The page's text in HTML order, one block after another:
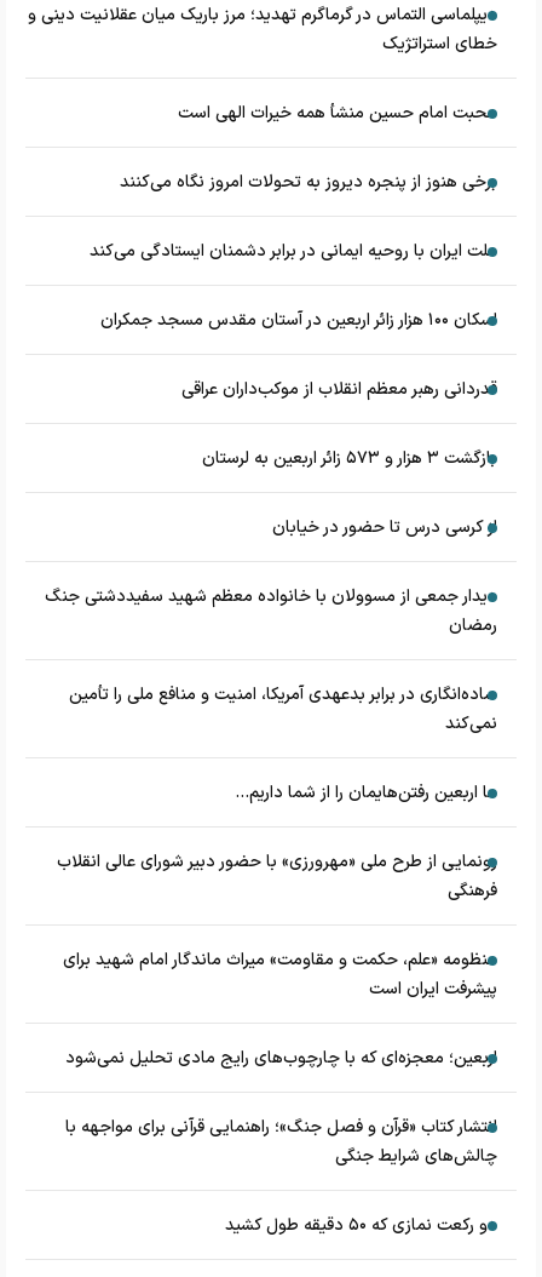
دیپلماسی التماس در گرماگرم تهدید؛ مرز باریک میان عقلانیت دینی و
خطای استراتژیک
محبت امام حسین منشأ همه خیرات الهی است
برخی هنوز از پنجره دیروز به تحولات امروز نگاه می‌کنند
ملت ایران با روحیه ایمانی در برابر دشمنان ایستادگی می‌کند
اسکان ۱۰۰ هزار زائر اربعین در آستان مقدس مسجد جمکران
قدردانی رهبر معظم انقلاب از موکب‌داران عراقی
بازگشت ۳ هزار و ۵۷۳ زائر اربعین به لرستان
از کرسی درس تا حضور در خیابان
دیدار جمعی از مسوولان با خانواده معظم شهید سفیددشتی جنگ
رمضان
ساده‌انگاری در برابر بدعهدی آمریکا، امنیت و منافع ملی را تأمین
نمی‌کند
ما اربعین رفتن‌هایمان را از شما داریم...
رونمایی از طرح ملی «مهرورزی» با حضور دبیر شورای عالی انقلاب
فرهنگی
منظومه «علم، حکمت و مقاومت» میراث ماندگار امام شهید برای
پیشرفت ایران است
اربعین؛ معجزه‌ای که با چارچوب‌های رایج مادی تحلیل نمی‌شود
انتشار کتاب «قرآن و فصل جنگ»؛ راهنمایی قرآنی برای مواجهه با
چالش‌های شرایط جنگی
دو رکعت نمازی که ۵۰ دقیقه طول کشید